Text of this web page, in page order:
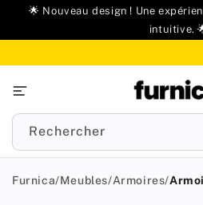
🌟 Nouveau design ! Une
intuitive.
Rechercher
Furnica/Meubles/Armoires/